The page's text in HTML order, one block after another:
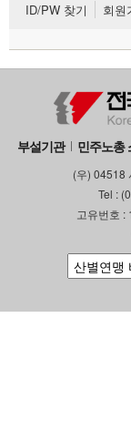
ID/PW 찾기 회원
부설기관 민주노총
(우) 04518
Tel :
고유번호
자료
부설기관